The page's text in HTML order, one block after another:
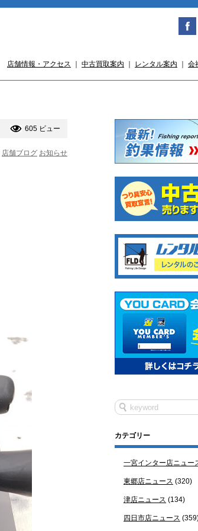
店舗情報・アクセス 中古買取案内 レンタル案内 会
605 ビュー
店舗ブログ お知らせ
カテゴリー
一宮インター店ニュー
東郷店ニュース (320)
津店ニュース (134)
四日市店ニュース